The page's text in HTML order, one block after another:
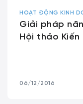
HOẠT ĐỘNG KINH
Giải pháp
Hội thảo Kiến
06/12/2016